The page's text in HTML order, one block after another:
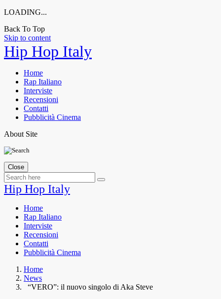
LOADING...
Back To Top
Skip to content
Hip Hop Italy
Home
Rap Italiano
Interviste
Recensioni
Contatti
Pubblicità Cinema
About Site
Close
Hip Hop Italy
Home
Rap Italiano
Interviste
Recensioni
Contatti
Pubblicità Cinema
Home
News
“VERO”: il nuovo singolo di Aka Steve